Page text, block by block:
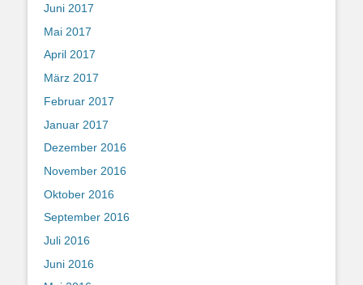
Juni 2017
Mai 2017
April 2017
März 2017
Februar 2017
Januar 2017
Dezember 2016
November 2016
Oktober 2016
September 2016
Juli 2016
Juni 2016